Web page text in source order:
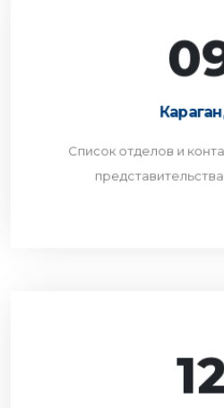
Список отделов и
представительства
ПЕРЕЙТИ
Актау